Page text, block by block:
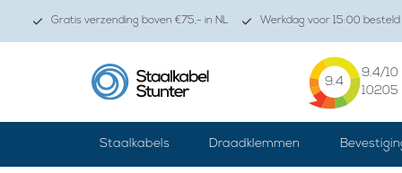
Gratis verzending boven €75,- in NL Werkdag voor 15:00
9.4
9.4/10
10205
Staalkabels Draadklemmen